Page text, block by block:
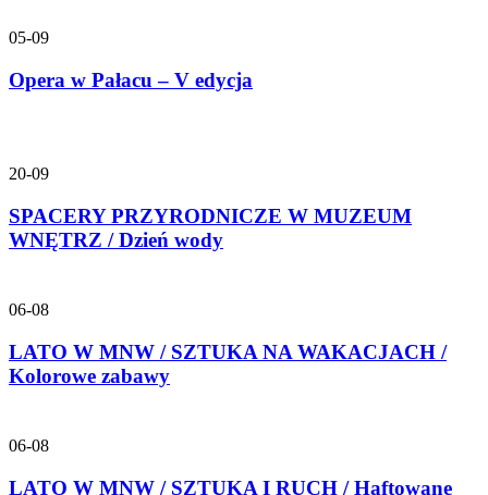
05-09
Opera w Pałacu – V edycja
20-09
SPACERY PRZYRODNICZE W MUZEUM
WNĘTRZ / Dzień wody
06-08
LATO W MNW / SZTUKA NA WAKACJACH /
Kolorowe zabawy
06-08
LATO W MNW / SZTUKA I RUCH / Haftowane